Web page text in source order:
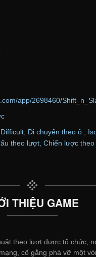
app/2698460/
Difficult, Di chuyển theo ô ,
theo lượt Chiến lược
THIỆU GAME
theo lượt được tổ chức,
cố gắng phá vỡ một